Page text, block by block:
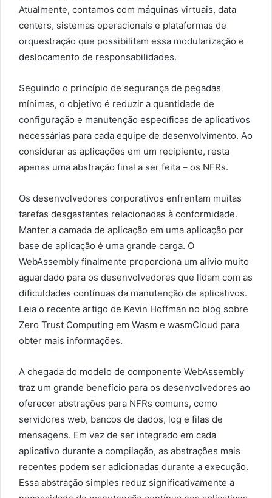
Atualmente, contamos com máquinas virtuais, data
centers, sistemas operacionais e plataformas de
orquestração que possibilitam essa modularização e
deslocamento de responsabilidades.
Seguindo o princípio de segurança de pegadas
mínimas, o objetivo é reduzir a quantidade de
configuração e manutenção específicas de aplicativos
necessárias para cada equipe de desenvolvimento. Ao
considerar as aplicações em um recipiente, resta
apenas uma abstração final a ser feita – os NFRs.
Os desenvolvedores corporativos enfrentam muitas
tarefas desgastantes relacionadas à conformidade.
Manter a camada de aplicação em uma aplicação por
base de aplicação é uma grande carga. O
WebAssembly finalmente proporciona um alívio muito
aguardado para os desenvolvedores que lidam com as
dificuldades contínuas da manutenção de aplicativos.
Leia o recente artigo de Kevin Hoffman no blog sobre
Zero Trust Computing em Wasm e wasmCloud para
obter mais informações.
A chegada do modelo de componente WebAssembly
traz um grande benefício para os desenvolvedores ao
oferecer abstrações para NFRs comuns, como
servidores web, bancos de dados, log e filas de
mensagens. Em vez de ser integrado em cada
aplicativo durante a compilação, as abstrações mais
recentes podem ser adicionadas durante a execução.
Essa abstração simples reduz significativamente a